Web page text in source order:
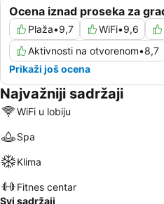
Ocena iznad proseka za
Plaža•9,7 WiFi•9,6
Aktivnosti na otvorenom•8,7
Prikaži još ocena
Najvažniji sadržaji
WiFi u lobiju
Spa
Klima
Fitnes centar
Svi sadržaji